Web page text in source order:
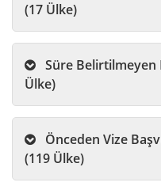
(17 Ülke)
Ülke)
(119 Ülke)